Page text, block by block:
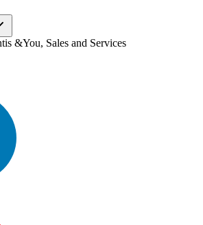
&You, Sales and Services